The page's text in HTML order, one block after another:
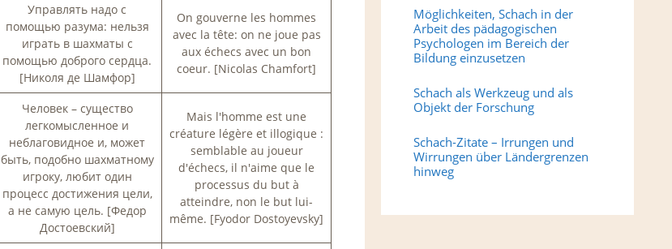
Управлять надо с
помощью разума: нельзя
играть в шахматы с
помощью доброго сердца.
[Николя де Шамфор]
On gouverne les hommes
avec la tête: on ne joue pas
aux échecs avec un bon
coeur. [Nicolas Chamfort]
Человек – существо
легкомысленное и
неблаговидное и, может
быть, подобно шахматному
игроку, любит один
процесс достижения цели,
а не самую цель. [Федор
Достоевский]
Mais l'homme est une
créature légère et illogique :
semblable au joueur
d'échecs, il n'aime que le
processus du but à
atteindre, non le but lui-
même. [Fyodor Dostoyevsky]
Möglichkeiten, Schach in der
Arbeit des pädagogischen
Psychologen im Bereich der
Bildung einzusetzen
Schach als Werkzeug und als
Objekt der Forschung
Schach-Zitate – Irrungen und
Wirrungen über Ländergrenzen
hinweg